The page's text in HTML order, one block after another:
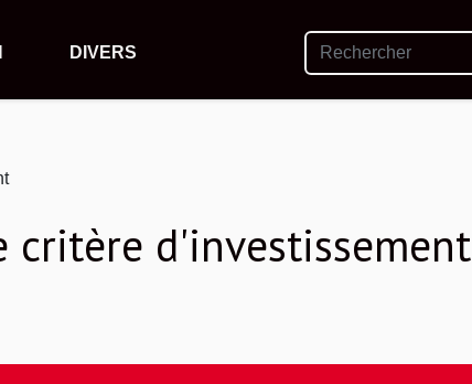
DIVERS
critère d'investissement